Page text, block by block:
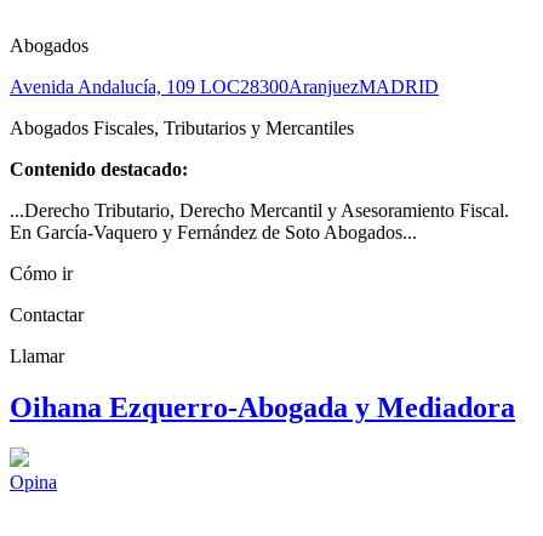
Abogados
Avenida Andalucía, 109 LOC28300AranjuezMADRID
Abogados Fiscales, Tributarios y Mercantiles
Contenido destacado:
...Derecho Tributario, Derecho Mercantil y Asesoramiento Fiscal.
En García-Vaquero y Fernández de Soto Abogados...
Cómo ir
Contactar
Llamar
Oihana Ezquerro-Abogada y Mediadora
Opina